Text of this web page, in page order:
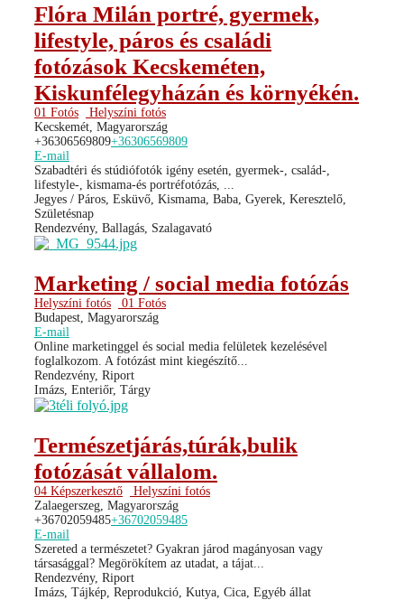
Flóra Milán portré, gyermek,
lifestyle, páros és családi
fotózások Kecskeméten,
Kiskunfélegyházán és környékén.
01 Fotós
Helyszíni fotós
Kecskemét, Magyarország
+36306569809+36306569809
E-mail
Szabadtéri és stúdiófotók igény esetén, gyermek-, család-,
lifestyle-, kismama-és portréfotózás, ...
Jegyes / Páros, Esküvő, Kismama, Baba, Gyerek, Keresztelő,
Születésnap
Rendezvény, Ballagás, Szalagavató
Marketing / social media fotózás
Helyszíni fotós
01 Fotós
Budapest, Magyarország
E-mail
Online marketinggel és social media felületek kezelésével
foglalkozom. A fotózást mint kiegészítő...
Rendezvény, Riport
Imázs, Enteriőr, Tárgy
Természetjárás,túrák,bulik
fotózását vállalom.
04 Képszerkesztő
Helyszíni fotós
Zalaegerszeg, Magyarország
+36702059485+36702059485
E-mail
Szereted a természetet? Gyakran járod magányosan vagy
társasággal? Megörökítem az utadat, a tájat...
Rendezvény, Riport
Imázs, Tájkép, Reprodukció, Kutya, Cica, Egyéb állat